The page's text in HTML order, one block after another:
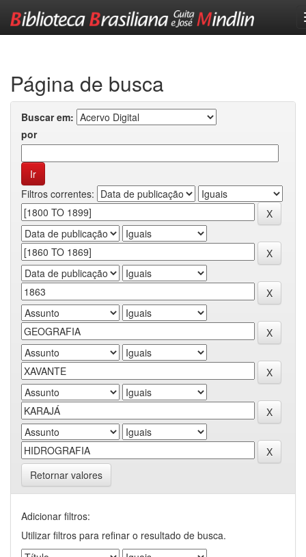
Página de busca
Buscar em:
por
Filtros correntes:
Retornar valores
Adicionar filtros:
Utilizar filtros para refinar o resultado de busca.